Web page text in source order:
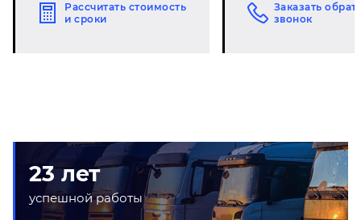
Рассчитать стоимость
и сроки
Заказать
звонок
23 лет
успешной работы